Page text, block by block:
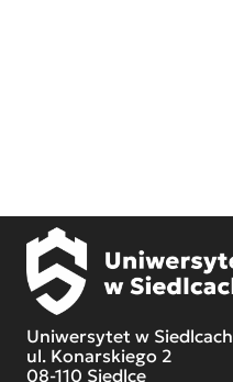
Uniwersytet w Siedlcach
ul. Konarskiego 2
08-110 Siedlce